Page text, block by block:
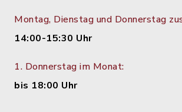
Montag, Dienstag und Donnerstag
14:00-15:30 Uhr
1. Donnerstag im Monat:
bis 18:00 Uhr